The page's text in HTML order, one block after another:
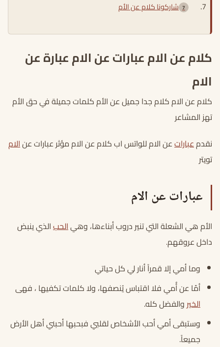
شاركونا كلام عن الأم
كلام عن الام عبارات عن الام عبارة عن
الام
كلام عن الام كلام جدا جميل عن الأم كلمات جميلة في حق الأم
تهز المشاعر
نقدمعباراتعن الام للواتس اب كلام عن الام مؤثر عبارات عنالام
تويتر
عبارات عن الام
الأم هي الشعلة التي تنير دروب أبناءها، وهيالحبالذي ينبض
داخل عروقهم.
وما أمي إلا قمراً أنار لي كل حياتي
أمّا عن أُمي فلا اقتباس يُنصفها، ولا كلمات تكفيها ، فهى
الخيروالفضل كله.
وستبقى أمي أحب الأشخاص لقلبي فبحبها أحبني أهل الأرض
جميعاً.